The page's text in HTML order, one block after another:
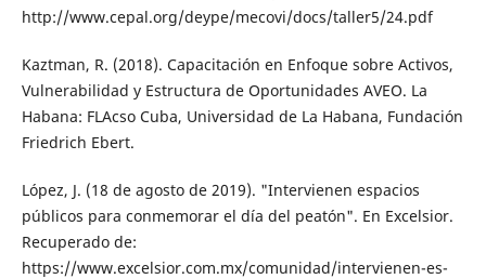
http://www.cepal.org/deype/meco­vi/docs/taller5/24.pdf
Kaztman, R. (2018). Capacitación en Enfoque sobre Activos,
Vulnerabilidad y Estructura de Oportunidades AVEO. La
Habana: FLAcso Cuba, Universidad de La Habana, Funda­ción
Friedrich Ebert.
López, J. (18 de agosto de 2019). "Inter­vienen espacios
públicos para conme­morar el día del peatón". En Excelsior.
Recuperado de:
https://www.excelsior.com.mx/comunidad/intervienen-es­